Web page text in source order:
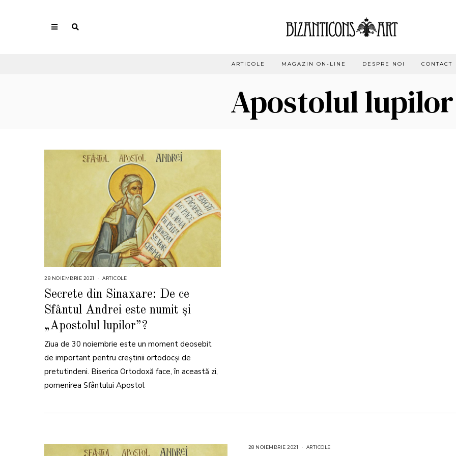
ARTICOLE MAGAZIN ON-LINE DESPRE NOI CONTACT
Apostolul lupilor
28 NOIEMBRIE 2021
N
O
E
M
B
R
2
2
ARTICOLE
Secrete din Sinaxare: De ce
Sfântul Andrei este numit și
„Apostolul lupilor”?
Ziua de 30 noiembrie este un moment deosebit
de important pentru creștinii ortodocși de
pretutindeni. Biserica Ortodoxă face, în această zi,
pomenirea Sfântului Apostol
28 NOIEMBRIE 2021 ARTICOLE